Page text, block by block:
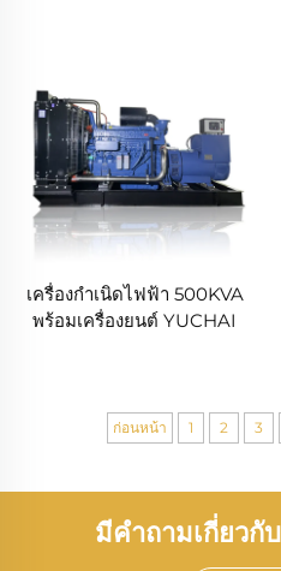
เครื่องกำเนิดไฟฟ้า 500KVA
พร้อมเครื่องยนต์ YUCHAI
ก่อนหน้า 1 2 3
มีคำถามเกี่ยวกั